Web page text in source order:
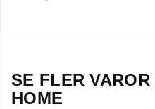
SE FLER
HOME